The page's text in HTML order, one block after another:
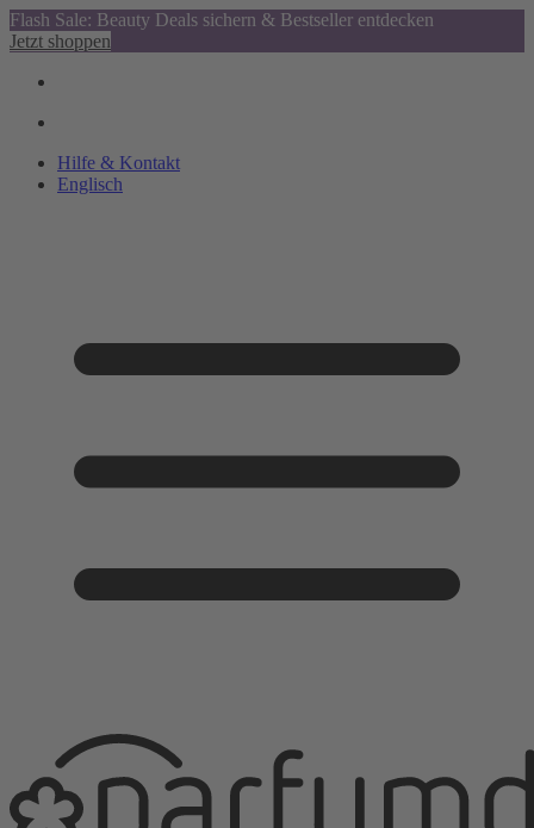
Flash Sale: Beauty Deals sichern & Bestseller entdecken
Jetzt shoppen
Hilfe & Kontakt
Englisch